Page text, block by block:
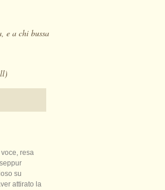
e a chi bussa
resa
su
attirato la